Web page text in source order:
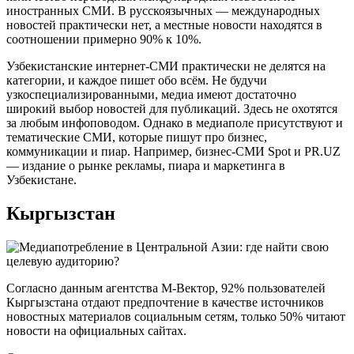
иностранных СМИ. В русскоязычных — международных
новостей практически нет, а местные новости находятся в
соотношении примерно 90% к 10%.
Узбекистанские интернет-СМИ практически не делятся на
категории, и каждое пишет обо всём. Не будучи
узкоспециализированными, медиа имеют достаточно
широкий выбор новостей для публикаций. Здесь не охотятся
за любым инфоповодом. Однако в медиаполе присутствуют и
тематические СМИ, которые пишут про бизнес,
коммуникации и пиар. Например, бизнес-СМИ Spot и PR.UZ
— издание о рынке рекламы, пиара и маркетинга в
Узбекистане.
Кыргызстан
Согласно данным агентства M-Вектор, 92% пользователей
Кыргызстана отдают предпочтение в качестве источников
новостных материалов социальным сетям, только 50% читают
новости на официальных сайтах.